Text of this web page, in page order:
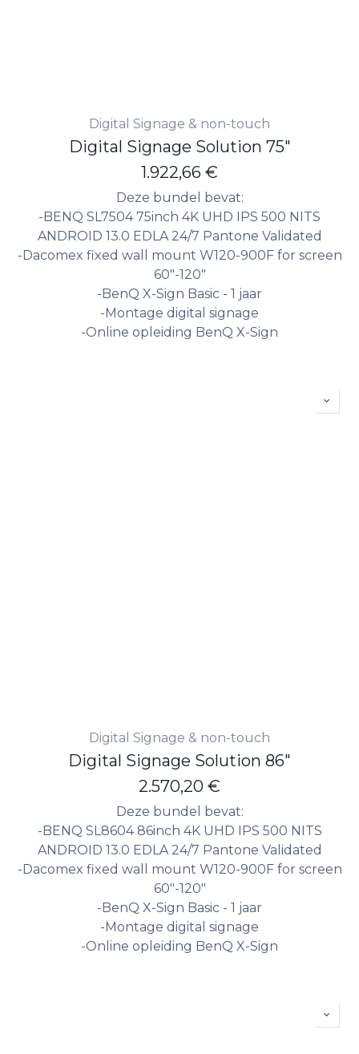
Digital Signage & non-touch
Digital Signage Solution 75"
1.922,66 €
Deze bundel bevat:
-BENQ SL7504 75inch 4K UHD IPS 500 NITS
ANDROID 13.0 EDLA 24/7 Pantone Validated
-Dacomex fixed wall mount W120-900F for screen
60"-120"
-BenQ X-Sign Basic - 1 jaar
-Montage digital signage
-Online opleiding BenQ X-Sign
Digital Signage & non-touch
Digital Signage Solution 86"
2.570,20 €
Deze bundel bevat:
-BENQ SL8604 86inch 4K UHD IPS 500 NITS
ANDROID 13.0 EDLA 24/7 Pantone Validated
-Dacomex fixed wall mount W120-900F for screen
60"-120"
-BenQ X-Sign Basic - 1 jaar
-Montage digital signage
-Online opleiding BenQ X-Sign